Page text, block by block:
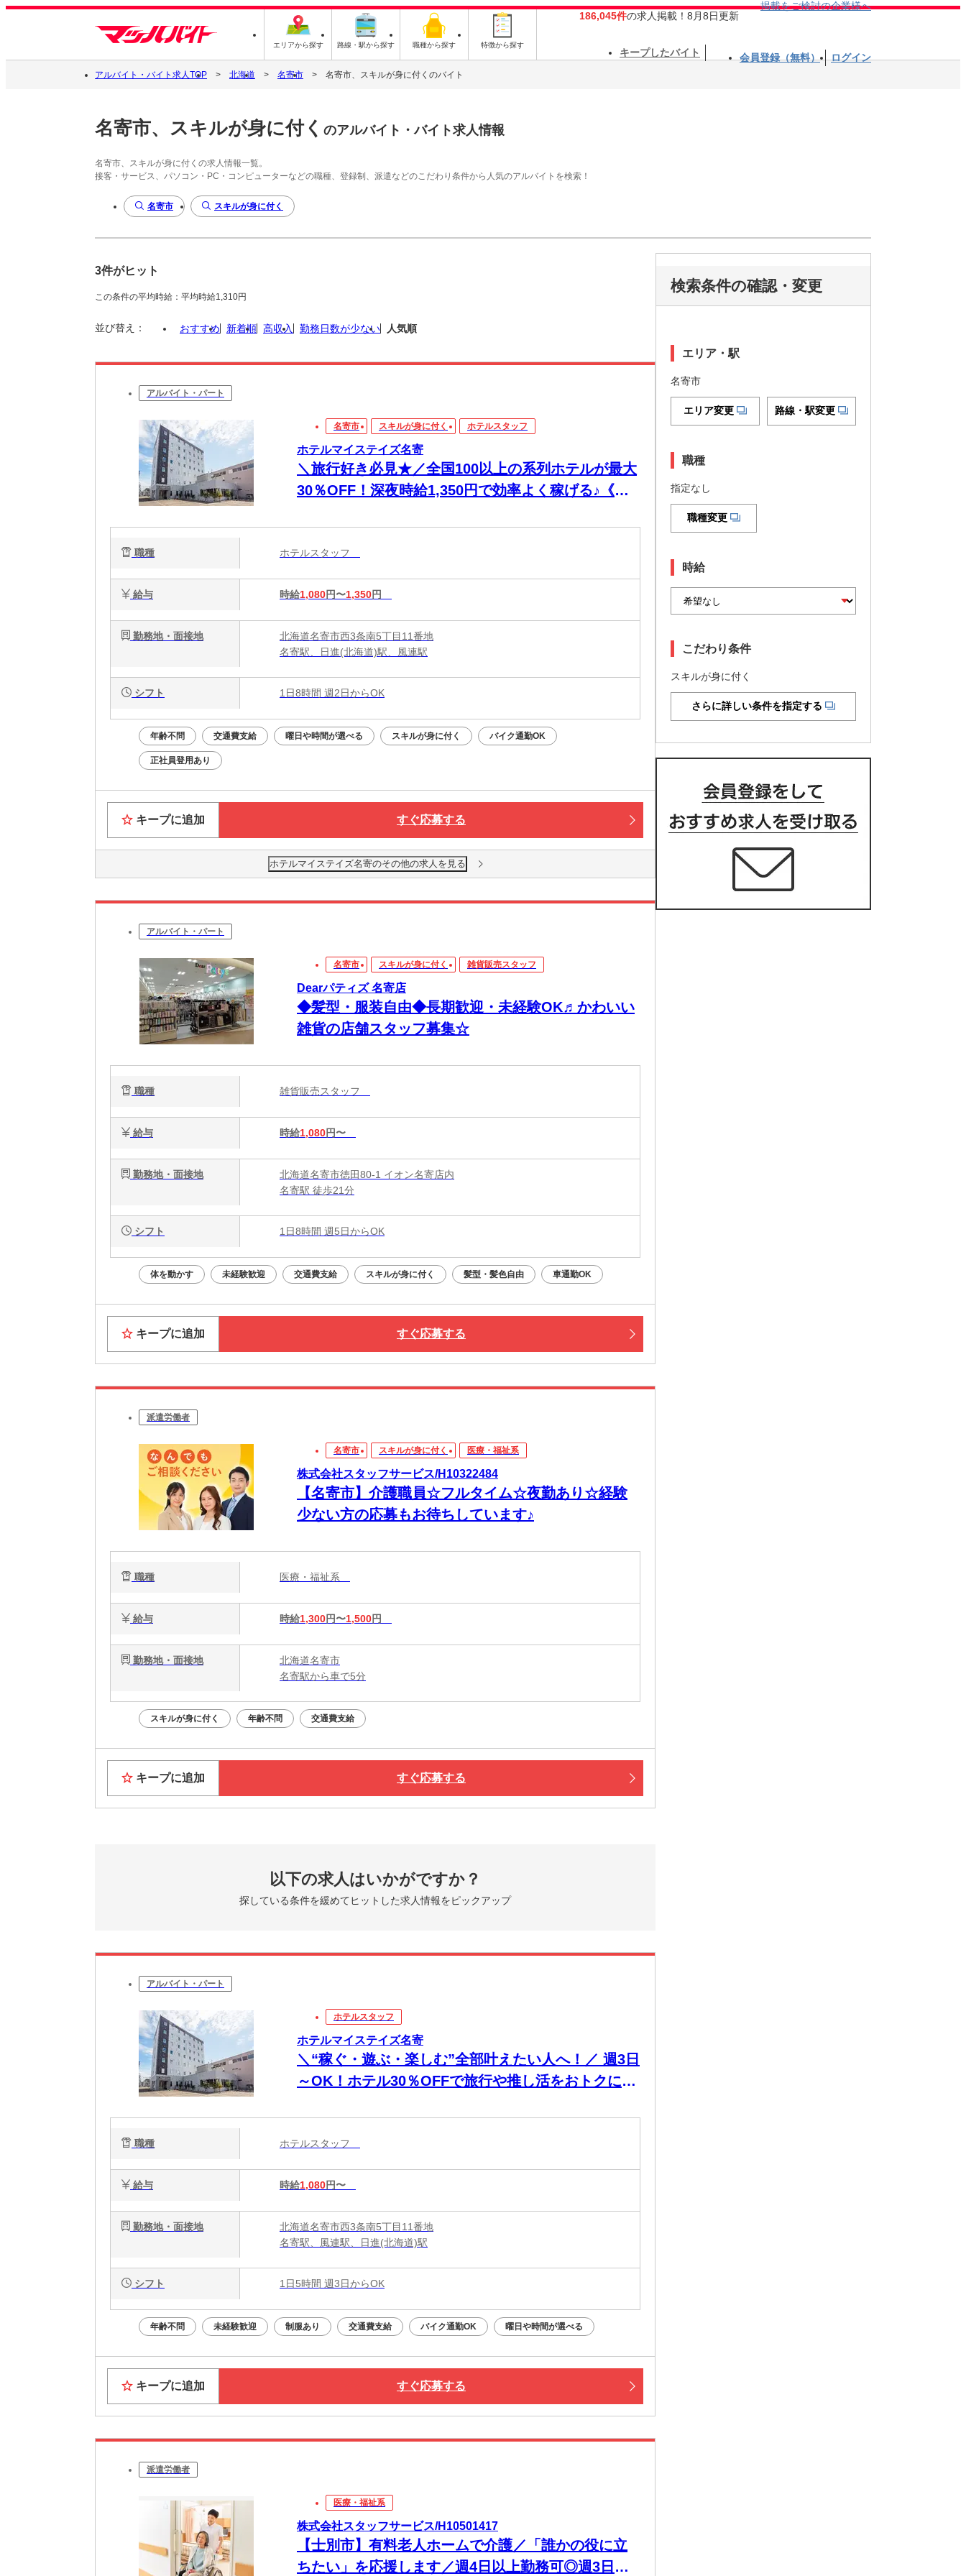
エリアから探す 路線・駅から探す 職種から探す 特徴から探す
186,045件の求人掲載！8月8日更新
掲載をご検討の企業様へ
キープしたバイト 会員登録（無料） ログイン
アルバイト・バイト求人TOP 北海道 名寄市 名寄市、スキルが身に付くのバイト
名寄市、スキルが身に付く のアルバイト・バイト求人情報
名寄市、スキルが身に付くの求人情報一覧。
接客・サービス、パソコン・PC・コンピューターなどの職種、登録制、派遣などのこだわり条件から人気のアルバイトを検索！
名寄市 スキルが身に付く
3件がヒット
この条件の平均時給：平均時給1,310円
並び替え： おすすめ 新着順 高収入 勤務日数が少ない 人気順
アルバイト・パート
名寄市 スキルが身に付く ホテルスタッフ
ホテルマイステイズ名寄
＼旅行好き必見★／全国100以上の系列ホテルが最大
30％OFF！深夜時給1,350円で効率よく稼げる♪《週2
職種 ホテルスタッフ
給与 時給1,080円〜1,350円
勤務地・面接地
北海道名寄市西3条南5丁目11番地
名寄駅、日進(北海道)駅、風連駅
シフト 1日8時間 週2日からOK
年齢不問 交通費支給 曜日や時間が選べる スキルが身に付く バイク通勤OK
正社員登用あり
キープに追加 すぐ応募する
ホテルマイステイズ名寄のその他の求人を見る
アルバイト・パート
名寄市 スキルが身に付く 雑貨販売スタッフ
Dearパティズ 名寄店
◆髪型・服装自由◆長期歓迎・未経験OK♬かわいい
雑貨の店舗スタッフ募集☆
職種 雑貨販売スタッフ
給与 時給1,080円〜
勤務地・面接地
北海道名寄市徳田80-1 イオン名寄店内
名寄駅 徒歩21分
シフト 1日8時間 週5日からOK
体を動かす 未経験歓迎 交通費支給 スキルが身に付く 髪型・髪色自由 車通勤OK
キープに追加 すぐ応募する
派遣労働者
名寄市 スキルが身に付く 医療・福祉系
株式会社スタッフサービス/H10322484
【名寄市】介護職員☆フルタイム☆夜勤あり☆経験
少ない方の応募もお待ちしています♪
職種 医療・福祉系
給与 時給1,300円〜1,500円
勤務地・面接地
北海道名寄市
名寄駅から車で5分
スキルが身に付く 年齢不問 交通費支給
キープに追加 すぐ応募する
以下の求人はいかがですか？
探している条件を緩めてヒットした求人情報をピックアップ
アルバイト・パート
ホテルスタッフ
ホテルマイステイズ名寄
＼“稼ぐ・遊ぶ・楽しむ”全部叶えたい人へ！／ 週3日
～OK！ホテル30％OFFで旅行や推し活をおトクに楽
職種 ホテルスタッフ
給与 時給1,080円〜
勤務地・面接地
北海道名寄市西3条南5丁目11番地
名寄駅、風連駅、日進(北海道)駅
シフト 1日5時間 週3日からOK
年齢不問 未経験歓迎 制服あり 交通費支給 バイク通勤OK 曜日や時間が選べる
キープに追加 すぐ応募する
派遣労働者
医療・福祉系
株式会社スタッフサービス/H10501417
【士別市】有料老人ホームで介護／「誰かの役に立
ちたい」を応援します／週4日以上勤務可◎週3日以
検索条件の確認・変更
エリア・駅
名寄市
エリア変更 路線・駅変更
職種
指定なし
職種変更
時給
こだわり条件
スキルが身に付く
さらに詳しい条件を指定する